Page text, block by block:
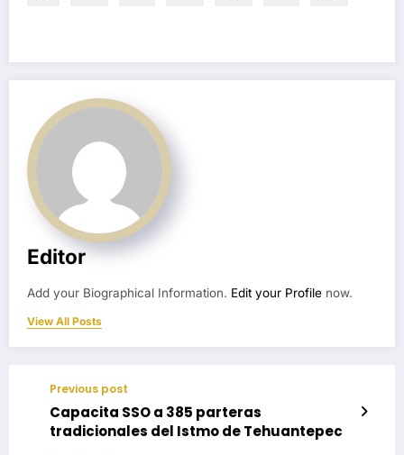
Editor
Add your Biographical Information. Edit your Profile now.
View All Posts
Previous post
Capacita SSO a 385 parteras
tradicionales del Istmo de Tehuantepec